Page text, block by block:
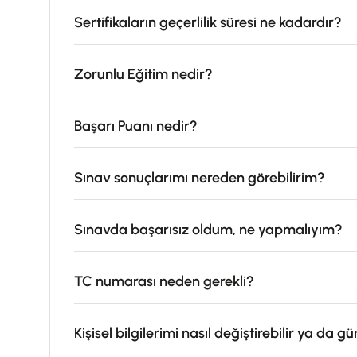
Sertifikaların geçerlilik süresi ne kadardır?
Zorunlu Eğitim nedir?
Başarı Puanı nedir?
Sınav sonuçlarımı nereden görebilirim?
Sınavda başarısız oldum, ne yapmalıyım?
TC numarası neden gerekli?
Kişisel bilgilerimi nasıl değiştirebilir ya da